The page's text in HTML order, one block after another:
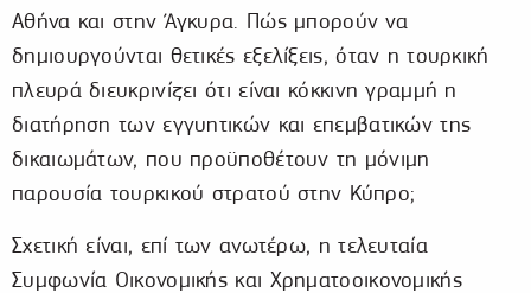
Αθήνα και στην Άγκυρα. Πώς μπορούν να
δημιουργούνται θετικές εξελίξεις, όταν η τουρκική
πλευρά διευκρινίζει ότι είναι κόκκινη γραμμή η
διατήρηση των εγγυητικών και επεμβατικών της
δικαιωμάτων, που προϋποθέτουν τη μόνιμη
παρουσία τουρκικού στρατού στην Κύπρο;
Σχετική είναι, επί των ανωτέρω, η τελευταία
Συμφωνία Οικονομικής και Χρηματοοικονομικής